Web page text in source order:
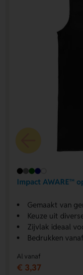
Impact AWARE™
Gemaakt van
Keuze uit
Zijvlak ideaal
Bedrukken
Al vanaf
€ 3,37